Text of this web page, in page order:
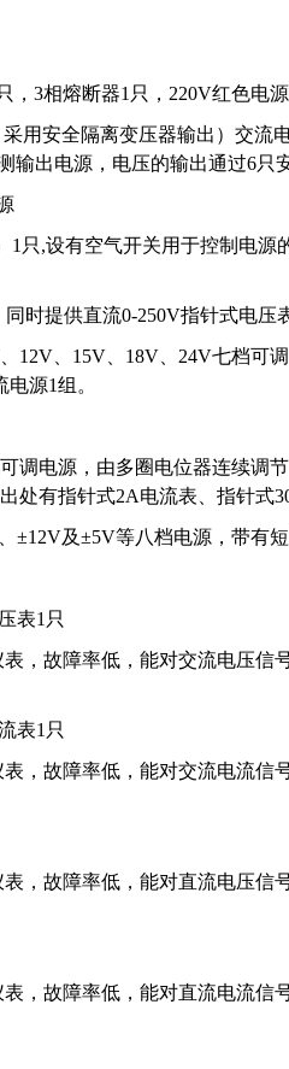
3相熔断器1只，220V红色电源
用安全隔离变压器输出）交流
输出电源，电压的输出通过6只
1只,设有空气开关用于控制电源
时提供直流0-250V指针式电压
12V、15V、18V、24V七档可
源1组。
调电源，由多圈电位器连续调
处有指针式2A电流表、指针式
±12V及±5V等八档电源，带有短
表1只
，故障率低，能对交流电压信
表1只
，故障率低，能对交流电流信
，故障率低，能对直流电压信
，故障率低，能对直流电流信